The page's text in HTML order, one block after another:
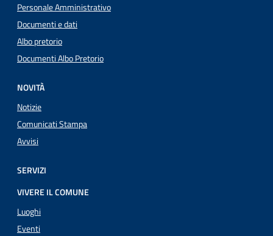
Personale Amministrativo
Documenti e dati
Albo pretorio
Documenti Albo Pretorio
NOVITÀ
Notizie
Comunicati Stampa
Avvisi
SERVIZI
VIVERE IL COMUNE
Luoghi
Eventi